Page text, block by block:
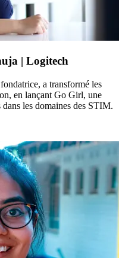
| Logitech
a transformé les
en lançant Go Girl, une
les domaines des STIM.